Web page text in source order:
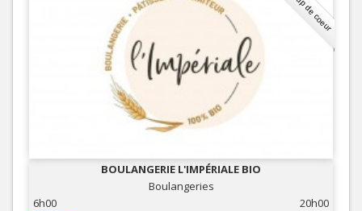
Coup de coeur
BOULANGERIE L'IMPÉRIALE BIO
Boulangeries
6h00
20h00